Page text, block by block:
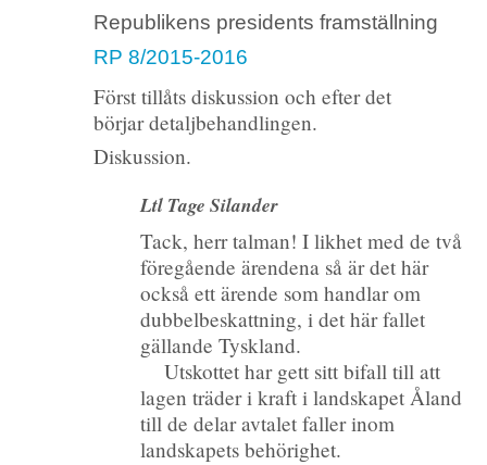
Republikens presidents framställning
RP 8/2015-2016
Först tillåts diskussion och efter det
börjar detaljbehandlingen.
Diskussion.
Ltl Tage Silander
Tack, herr talman! I likhet med de två
föregående ärendena så är det här
också ett ärende som handlar om
dubbelbeskattning, i det här fallet
gällande Tyskland.
Utskottet har gett sitt bifall till att
lagen träder i kraft i landskapet Åland
till de delar avtalet faller inom
landskapets behörighet.